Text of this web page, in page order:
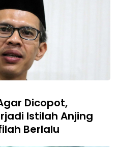
Dicopot,
Istilah Anjing
Berlalu